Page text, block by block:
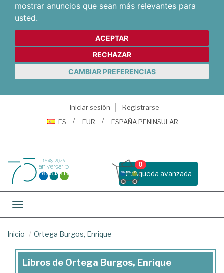
mostrar anuncios que sean más relevantes para
usted.
ACEPTAR
RECHAZAR
CAMBIAR PREFERENCIAS
Iniciar sesión
Registrarse
ES
EUR ESPAÑA PENINSULAR
Busqueda avanzada
0
Toggle navigation
Inicio Ortega Burgos, Enrique
Libros
Libros de Ortega Burgos, Enrique